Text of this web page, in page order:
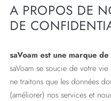
A PROPOS DE
DE
saVoam est une marque de
saVoam se soucie de votre
ne traitons que les données
(améliorer) nos services et